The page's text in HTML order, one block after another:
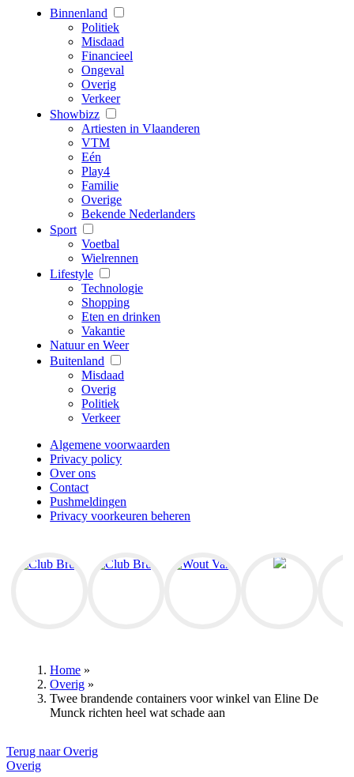
Binnenland
Politiek
Misdaad
Financieel
Ongeval
Overig
Verkeer
Showbizz
Artiesten in Vlaanderen
VTM
Eén
Play4
Familie
Overige
Bekende Nederlanders
Sport
Voetbal
Wielrennen
Lifestyle
Technologie
Shopping
Eten en drinken
Vakantie
Natuur en Weer
Buitenland
Misdaad
Overig
Politiek
Verkeer
Algemene voorwaarden
Privacy policy
Over ons
Contact
Pushmeldingen
Privacy voorkeuren beheren
Kruimelpad
Home »
Overig »
Twee brandende containers voor winkel van Eline De
Munck richten heel wat schade aan
Terug naar Overig
Overig